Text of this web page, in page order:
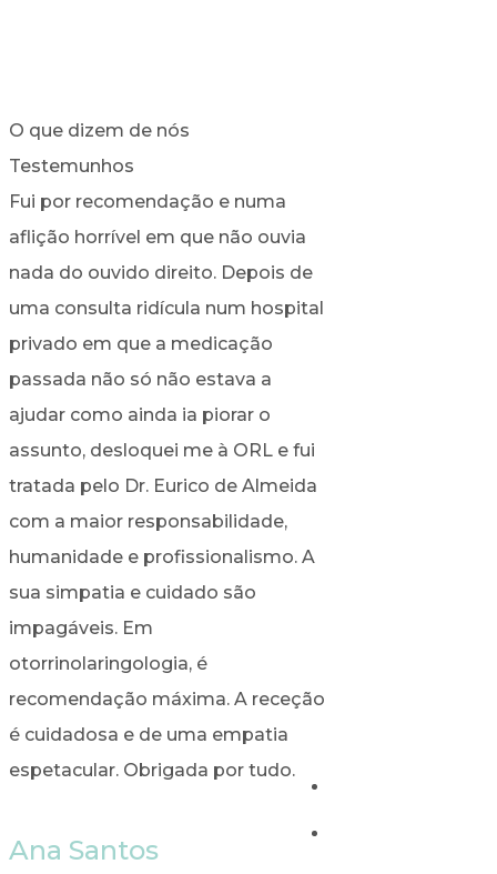
O que dizem de nós
Testemunhos
Fui por recomendação e numa
aflição horrível em que não ouvia
nada do ouvido direito. Depois de
uma consulta ridícula num hospital
privado em que a medicação
passada não só não estava a
ajudar como ainda ia piorar o
assunto, desloquei me à ORL e fui
tratada pelo Dr. Eurico de Almeida
com a maior responsabilidade,
humanidade e profissionalismo. A
sua simpatia e cuidado são
impagáveis. Em
otorrinolaringologia, é
recomendação máxima. A receção
é cuidadosa e de uma empatia
espetacular. Obrigada por tudo.
Ana Santos